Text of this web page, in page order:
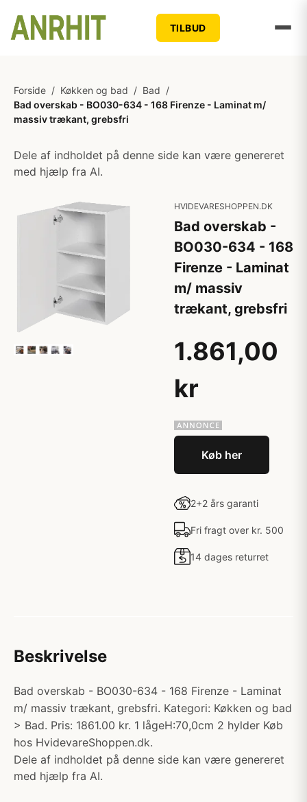
TILBUD
Forside / Køkken og bad / Bad /
Bad overskab - BO030-634 - 168 Firenze - Laminat m/
massiv trækant, grebsfri
Dele af indholdet på denne side kan være genereret
med hjælp fra AI.
HVIDEVARESHOPPEN.DK
Bad overskab -
BO030-634 - 168
Firenze - Laminat
m/ massiv
trækant, grebsfri
1.861,00
kr
Køb her
2+2 års garanti
Fri fragt over kr. 500
14 dages returret
Beskrivelse
Bad overskab - BO030-634 - 168 Firenze - Laminat
m/ massiv trækant, grebsfri. Kategori: Køkken og bad
> Bad. Pris: 1861.00 kr. 1 lågeH:70,0cm 2 hylder Køb
hos HvidevareShoppen.dk.
Dele af indholdet på denne side kan være genereret
med hjælp fra AI.